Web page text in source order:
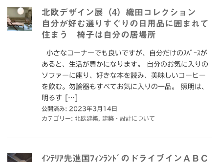
北欧デザイン展（4）織田コレクション
自分が好む選りすぐりの日用品に囲まれて
住まう 椅子は自分の居場所
小さなコーナーでも良いですが、自分だけのｽﾍﾟｰｽが
あると、生活が豊かになります。 自分のお気に入りの
ソファーに座り、好きな本を読み、美味しいコーヒー
を飲む。勿論器もすべてお気に入りの一品。 照明は、
明るす […]
公開済み: 2023年3月14日
カテゴリー: 北欧建築 建築・設計について
ｲﾝﾃﾘｱ先進国ﾌｨﾝﾗﾝﾄﾞのドライブインＡＢＣ